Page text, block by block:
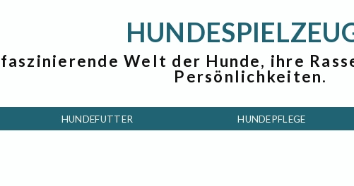
Welt der Hunde, ihre
Persönlichkeiten.
HUNDEFUTTER HUNDEPFLEGE